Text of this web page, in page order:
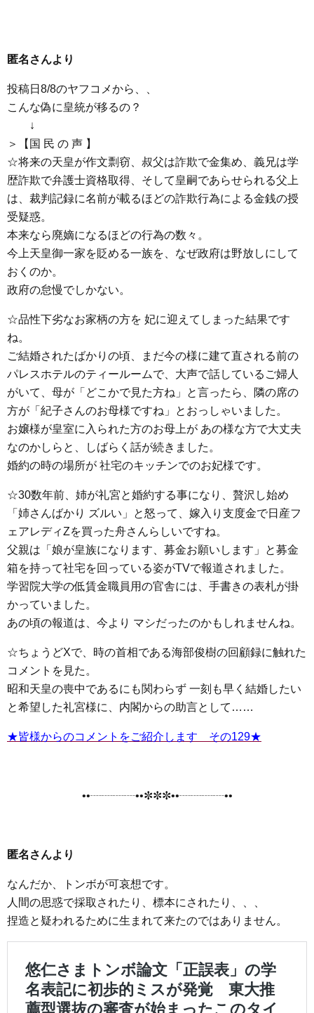
匿名さんより
投稿日8/8のヤフコメから、、
こんな偽に皇統が移るの？
↓
＞【国 民 の 声 】
☆将来の天皇が作文剽窃、叔父は詐欺で金集め、義兄は学
歴詐欺で弁護士資格取得、そして皇嗣であらせられる父上
は、裁判記録に名前が載るほどの詐欺行為による金銭の授
受疑惑。
本来なら廃嫡になるほどの行為の数々。
今上天皇御一家を貶める一族を、なぜ政府は野放しにして
おくのか。
政府の怠慢でしかない。
☆品性下劣なお家柄の方を 妃に迎えてしまった結果です
ね。
ご結婚されたばかりの頃、まだ今の様に建て直される前の
パレスホテルのティールームで、大声で話しているご婦人
がいて、母が「どこかで見た方ね」と言ったら、隣の席の
方が「紀子さんのお母様ですね」とおっしゃいました。
お嬢様が皇室に入られた方のお母上が あの様な方で大丈夫
なのかしらと、しばらく話が続きました。
婚約の時の場所が 社宅のキッチンでのお妃様です。
☆30数年前、姉が礼宮と婚約する事になり、贅沢し始め
「姉さんばかり ズルい」と怒って、嫁入り支度金で日産フ
ェアレディZを買った舟さんらしいですね。
父親は「娘が皇族になります、募金お願いします」と募金
箱を持って社宅を回っている姿がTVで報道されました。
学習院大学の低賃金職員用の官舎には、手書きの表札が掛
かっていました。
あの頃の報道は、今より マシだったのかもしれませんね。
☆ちょうどXで、時の首相である海部俊樹の回顧録に触れた
コメントを見た。
昭和天皇の喪中であるにも関わらず 一刻も早く結婚したい
と希望した礼宮様に、内閣からの助言として……
★皆様からのコメントをご紹介します その129★
••┈┈┈┈••✼✼✼••┈┈┈┈••
匿名さんより
なんだか、トンボが可哀想です。
人間の思惑で採取されたり、標本にされたり、、、
捏造と疑われるために生まれて来たのではありません。